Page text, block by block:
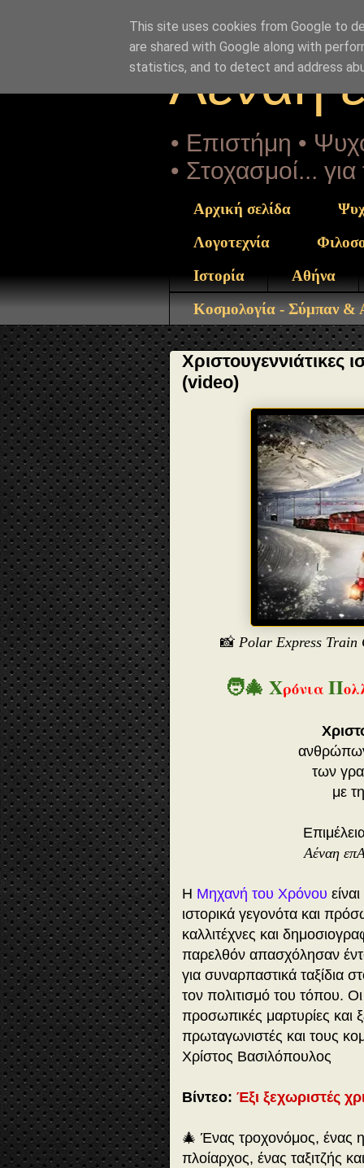
ntrekou.gr/2017/12/xristougenniatikes-
Αέναη
• Επιστήμη •
• Στοχασμοί...
Αρχική σελίδα
Λογοτεχνία
Ιστορία
Αθήνα
Κοσμολογία - Σύμπαν &
Χριστουγεννιάτικες
(video)
📸 Polar Express
🧑‍🎄 Χρόνια Π
των
με
Αέναη
Η Μηχανή του Χρόνου
ιστορικά γεγονότα και
καλλιτέχνες και
παρελθόν απασχόλησαν
για συναρπαστικά ταξίδια
τον πολιτισμό του τόπου.
προσωπικές μαρτυρίες και
πρωταγωνιστές και τους
Χρίστος Βασιλόπουλος
Βίντεο: Έξι ξεχωριστές
🎄 Ένας τροχονόμος, ένας
πλοίαρχος, ένας ταξιτζής
This site uses cookies from Google to
are shared with Google along with
statistics, and to detect and address